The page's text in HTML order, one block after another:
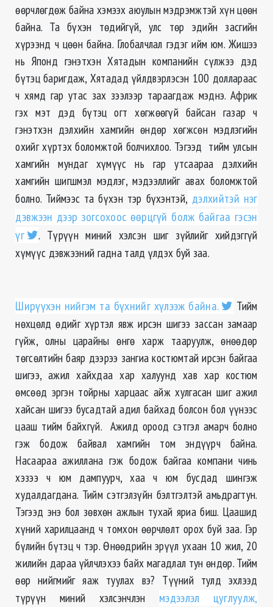
өөрчлөгдөж байна хэмээх аюулын мэдрэмжтэй хүн цөөн
байна. Та бүхэн төдийгүй, улс төр эдийн засгийн
хүрээнд ч цөөн байна. Глобалчлал гэдэг ийм юм. Жишээ
нь Японд гэнэтхэн Хятадын компанийн сүлжээ дэд
бүтэц баригдаж, Хятадад үйлдвэрлэсэн 100 доллараас
ч хямд гар утас зах зээлээр тараагдаж мэднэ. Африк
гэх мэт дэд бүтэц огт хөгжөөгүй байсан газар ч
гэнэтхэн дэлхийн хамгийн өндөр хөгжсөн мэдлэгийн
охийг хүртэх боломжтой болчихлоо. Тэгээд тийм улсын
хамгийн мундаг хүмүүс нь гар утсаараа дэлхийн
хамгийн шигшмэл мэдлэг, мэдээллийг авах боломжтой
болно. Тиймээс та бүхэн тэр бүхэнтэй, дэлхийтэй нэг
дэвжээн дээр зогсохоос өөрцгүй болж байгаа гэсэн
үг
. Түрүүн миний хэлсэн шиг зүйлийг хийдэггүй
хүмүүс дэвжээний гадна талд үлдэх буй заа.
Ширүүхэн нийгэм та бүхнийг хүлээж байна.
Тийм
нөхцөлд өдийг хүртэл явж ирсэн шигээ зассан замаар
гүйж, олны царайны өнгө харж тааруулж, өнөөдөр
төгсөлтийн баяр дээрээ зангиа костюмтай ирсэн байгаа
шигээ, ажил хайхдаа хар халуунд хав хар костюм
өмсөөд эргэн тойрны харцаас айж хулгасан шиг ажил
хайсан шигээ бусадтай адил байхад болсон бол үүнээс
цааш тийм байхгүй. Ажилд ороод сэтгэл амарч болно
гэж бодож байвал хамгийн том эндүүрч байна.
Насаараа ажиллана гэж бодож байгаа компани чинь
хэзээ ч юм дампуурч, хаа ч юм бусдад шингэж
худалдагдана. Тийм сэтгэлзүйн бэлтгэлтэй амьдрагтун.
Тэгээд энэ бол зөвхөн ажлын тухай яриа биш. Цаашид
хүний харилцаанд ч томхон өөрчлөлт орох буй заа. Гэр
бүлийн бүтэц ч тэр. Өнөөдрийн эрүүл ухаан 10 жил, 20
жилийн дараа үйлчлэхээ байх магадлал тун өндөр. Тийм
өөр нийгмийг яаж туулах вэ? Түүний тулд эхлээд
түрүүн миний хэлсэнчлэн мэдээлэл цуглуулж,